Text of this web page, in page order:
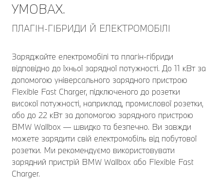
УМОВАХ.
ПЛАГІН-ГІБРИДИ Й ЕЛЕКТРОМОБІЛІ
Заряджайте електромобілі та плагін-гібриди
відповідно до їхньої зарядної потужності. До 11 кВт за
допомогою універсального зарядного пристрою
Flexible Fast Charger, підключеного до розетки
високої потужності, наприклад, промислової розетки,
або до 22 кВт за допомогою зарядного пристрою
BMW Wallbox — швидко та безпечно. Ви завжди
можете зарядити свій електромобіль від побутової
розетки. Ми рекомендуємо використовувати
зарядний пристрій BMW Wallbox або Flexible Fast
Charger.